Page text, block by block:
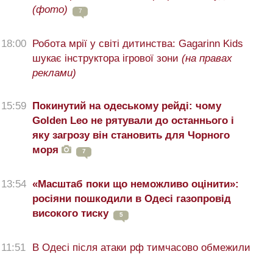
(фото)
7
18:00 Робота мрії у світі дитинства: Gagarinn Kids
шукає інструктора ігрової зони (на правах
реклами)
15:59 Покинутий на одеському рейді: чому
Golden Leo не рятували до останнього і
яку загрозу він становить для Чорного
моря
7
13:54 «Масштаб поки що неможливо оцінити»:
росіяни пошкодили в Одесі газопровід
високого тиску
5
11:51
В Одесі після атаки рф тимчасово обмежили